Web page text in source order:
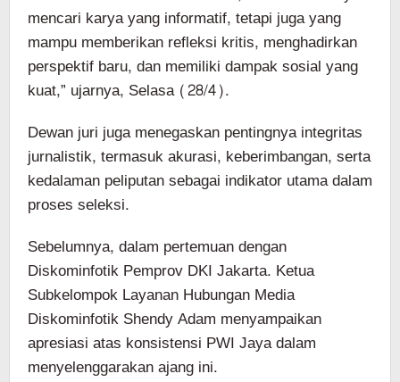
mencari karya yang informatif, tetapi juga yang
mampu memberikan refleksi kritis, menghadirkan
perspektif baru, dan memiliki dampak sosial yang
kuat,” ujarnya, Selasa (28/4).
Dewan juri juga menegaskan pentingnya integritas
jurnalistik, termasuk akurasi, keberimbangan, serta
kedalaman peliputan sebagai indikator utama dalam
proses seleksi.
Sebelumnya, dalam pertemuan dengan
Diskominfotik Pemprov DKI Jakarta. Ketua
Subkelompok Layanan Hubungan Media
Diskominfotik Shendy Adam menyampaikan
apresiasi atas konsistensi PWI Jaya dalam
menyelenggarakan ajang ini.